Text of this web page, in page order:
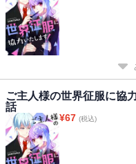
ご主人様の世界征服に協
話
¥67 (税込)